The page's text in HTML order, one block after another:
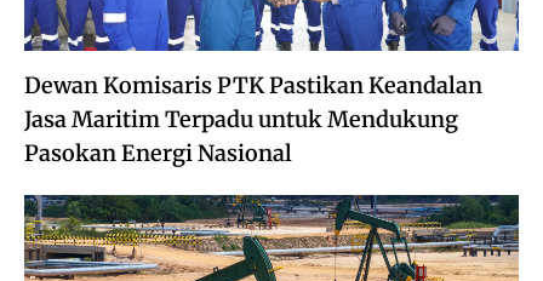
Dewan Komisaris PTK Pastikan Keandalan
Jasa Maritim Terpadu untuk Mendukung
Pasokan Energi Nasional